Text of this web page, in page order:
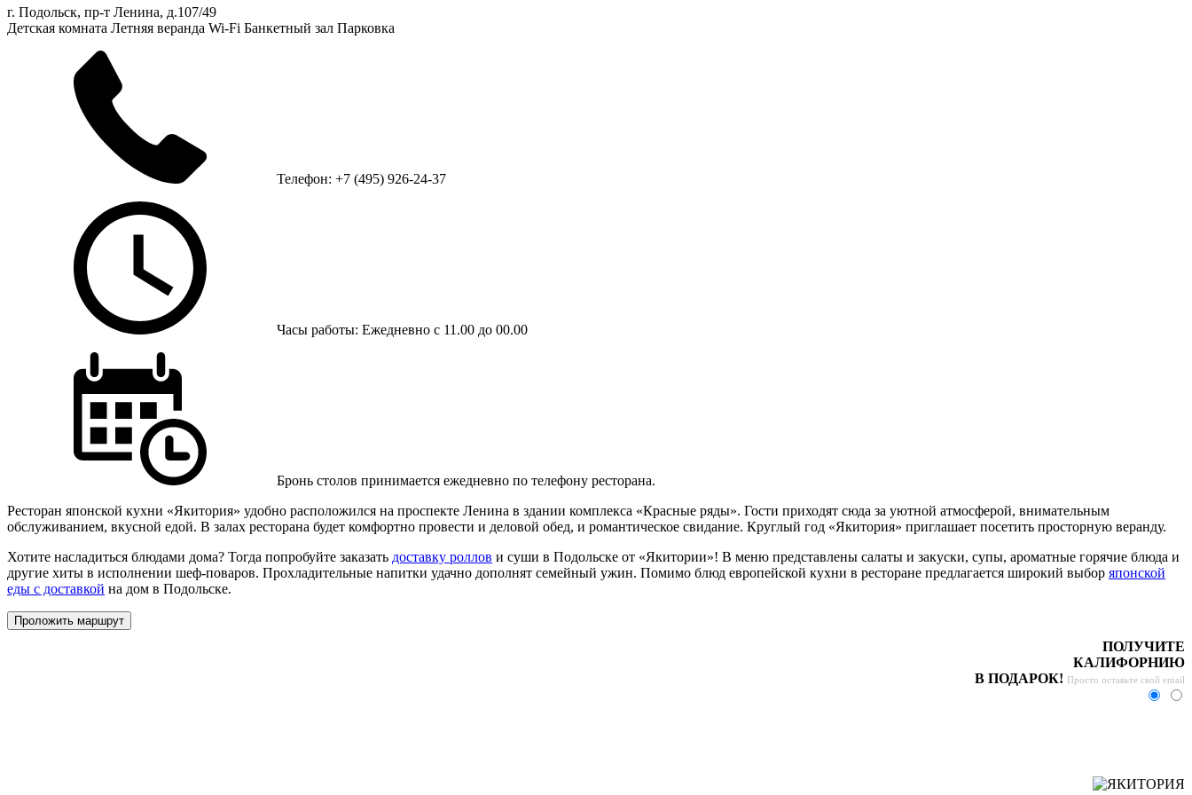
г. Подольск, пр-т Ленина, д.107/49
Детская комната Летняя веранда Wi-Fi Банкетный зал Парковка
Телефон: +7 (495) 926-24-37
Часы работы: Ежедневно с 11.00 до 00.00
Бронь столов принимается ежедневно по телефону ресторана.
Ресторан японской кухни «Якитория» удобно расположился на проспекте Ленина в здании комплекса «Красные ряды». Гости приходят сюда за уютной атмосферой, внимательным
обслуживанием, вкусной едой. В залах ресторана будет комфортно провести и деловой обед, и романтическое свидание. Круглый год «Якитория» приглашает посетить просторную веранду.
Хотите насладиться блюдами дома? Тогда попробуйте заказать доставку роллов и суши в Подольске от «Якитории»! В меню представлены салаты и закуски, супы, ароматные горячие блюда и
другие хиты в исполнении шеф-поваров. Прохладительные напитки удачно дополнят семейный ужин. Помимо блюд европейской кухни в ресторане предлагается широкий выбор японской
еды с доставкой на дом в Подольске.
Проложить маршрут
ПОЛУЧИТЕ
КАЛИФОРНИЮ
В ПОДАРОК! Просто оставьте свой email